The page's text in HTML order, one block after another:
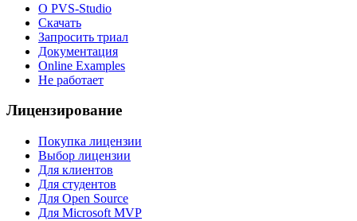
О PVS-Studio
Скачать
Запросить триал
Документация
Online Examples
Не работает
Лицензирование
Покупка лицензии
Выбор лицензии
Для клиентов
Для студентов
Для Open Source
Для Microsoft MVP